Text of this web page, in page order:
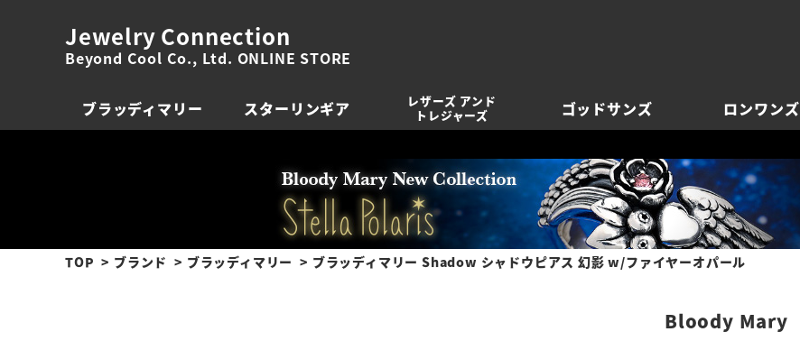
Jewelry Connection
Beyond Cool Co., Ltd. ONLINE STORE
ブラッディマリー スターリンギア
レザーズ アンド
トレジャーズ
ゴッドサンズ ロンワンズ
TOP ブランド ブラッディマリー ブラッディマリー Shadow シャドウピアス 幻影 w/ファイヤーオパール
Bloody Mary